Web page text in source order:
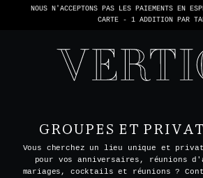
NOUS N'ACCEPTONS PAS LES PAIEMENTS EN
CARTE - 1 ADDITION PAR
GROUPES ET
Vous cherchez un lieu unique et
pour vos anniversaires, réunions
mariages, cocktails et réunions ?